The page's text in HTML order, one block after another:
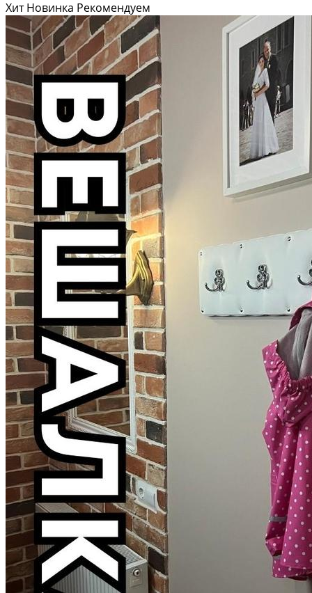
Хит Новинка Рекомендуем